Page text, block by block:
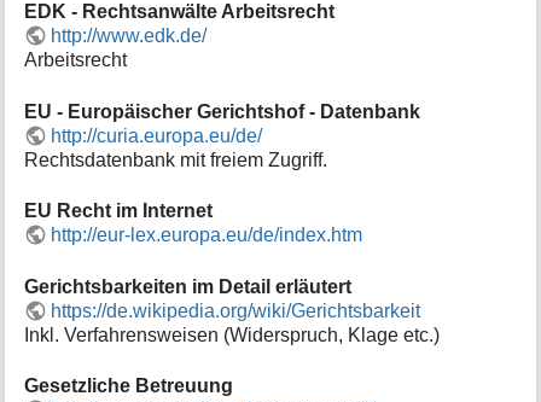
EDK - Rechtsanwälte Arbeitsrecht
http://www.edk.de/
Arbeitsrecht
EU - Europäischer Gerichtshof - Datenbank
http://curia.europa.eu/de/
Rechtsdatenbank mit freiem Zugriff.
EU Recht im Internet
http://eur-lex.europa.eu/de/index.htm
Gerichtsbarkeiten im Detail erläutert
https://de.wikipedia.org/wiki/Gerichtsbarkeit
Inkl. Verfahrensweisen (Widerspruch, Klage etc.)
Gesetzliche Betreuung